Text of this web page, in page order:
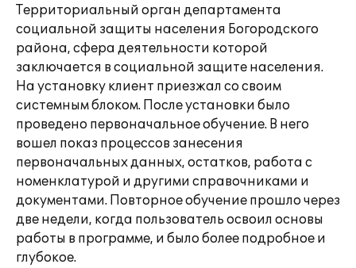
Территориальный орган департамента
социальной защиты населения Богородского
района, сфера деятельности которой
заключается в социальной защите населения.
На установку клиент приезжал со своим
системным блоком. После установки было
проведено первоначальное обучение. В него
вошел показ процессов занесения
первоначальных данных, остатков, работа с
номенклатурой и другими справочниками и
документами. Повторное обучение прошло через
две недели, когда пользователь освоил основы
работы в программе, и было более подробное и
глубокое.